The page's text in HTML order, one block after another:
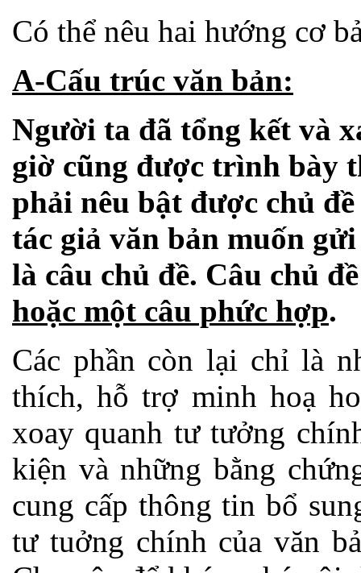
Có thể nêu hai hướng cơ
A-Cấu trúc văn bản:
Người ta đã tổng kết và
giờ cũng được trình bày
phải nêu bật được chủ
tác giả văn bản muốn
là câu chủ đề. Câu chủ
hoặc một câu phức hợp.
Các phần còn lại chỉ là
thích, hỗ trợ minh hoạ
xoay quanh tư tưởng
kiện và những bằng
cung cấp thông tin bổ
tư tuởng chính của văn